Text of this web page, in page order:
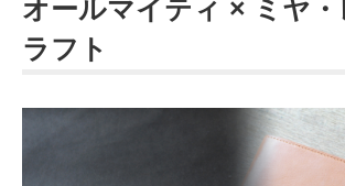
お問い合わせ
オールマイティ × ミヤ・
ラフト